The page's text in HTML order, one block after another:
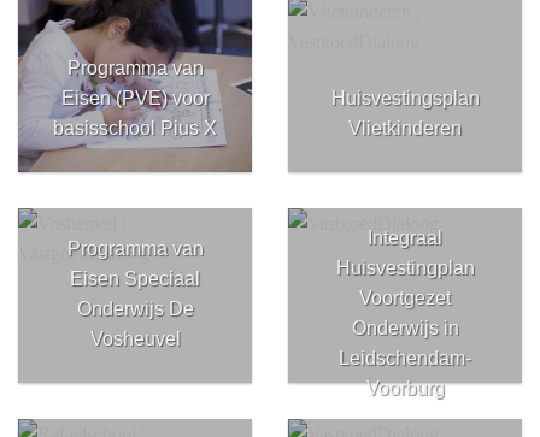
Programma van
Eisen (PVE) voor
basisschool Pius X
Huisvestingsplan
Vlietkinderen
Programma van
Eisen Speciaal
Onderwijs De
Vosheuvel
Integraal
Huisvestingplan
Voortgezet
Onderwijs in
Leidschendam-
Voorburg